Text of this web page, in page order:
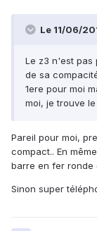
Le 11/06/
Le z3 n'est pas
de sa
1ere pour moi
moi, je trouve
Pareil pour moi,
compact.. En
barre en fer ronde
Sinon super